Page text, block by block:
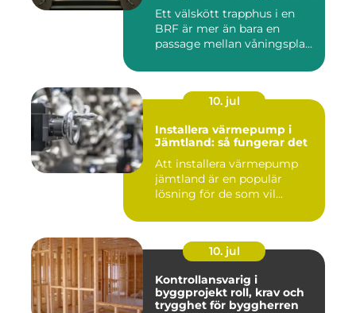
Ett välskött trapphus i en
BRF är mer än bara en
passage mellan våningspla...
10. jul
Installera värmepump i
Jämtland: så fungerar det
Att installera värmepump
jämtland är en populär
lösning för de som vil...
10. jul
Kontrollansvarig i
byggprojekt roll, krav och
trygghet för byggherren